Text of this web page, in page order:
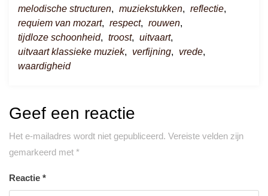
melodische structuren, muziekstukken, reflectie,
requiem van mozart, respect, rouwen,
tijdloze schoonheid, troost, uitvaart,
uitvaart klassieke muziek, verfijning, vrede,
waardigheid
Geef een reactie
Het e-mailadres wordt niet gepubliceerd. Vereiste velden zijn
gemarkeerd met *
Reactie *